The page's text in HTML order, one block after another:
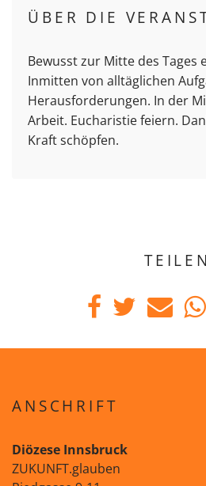
ÜBER DIE
Bewusst zur Mitte des Tages
Inmitten von alltäglichen
Herausforderungen. In der
Arbeit. Eucharistie feiern.
Kraft schöpfen.
TEILEN
ANSCHRIFT
Diözese Innsbruck
ZUKUNFT.glauben